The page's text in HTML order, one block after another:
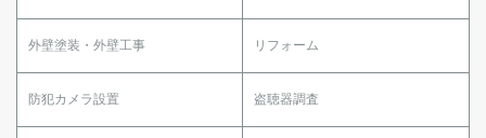
外壁塗装・外壁工事 リフォーム
防犯カメラ設置 盗聴器調査